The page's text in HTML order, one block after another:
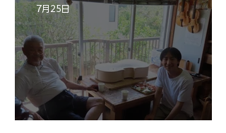
7月25日